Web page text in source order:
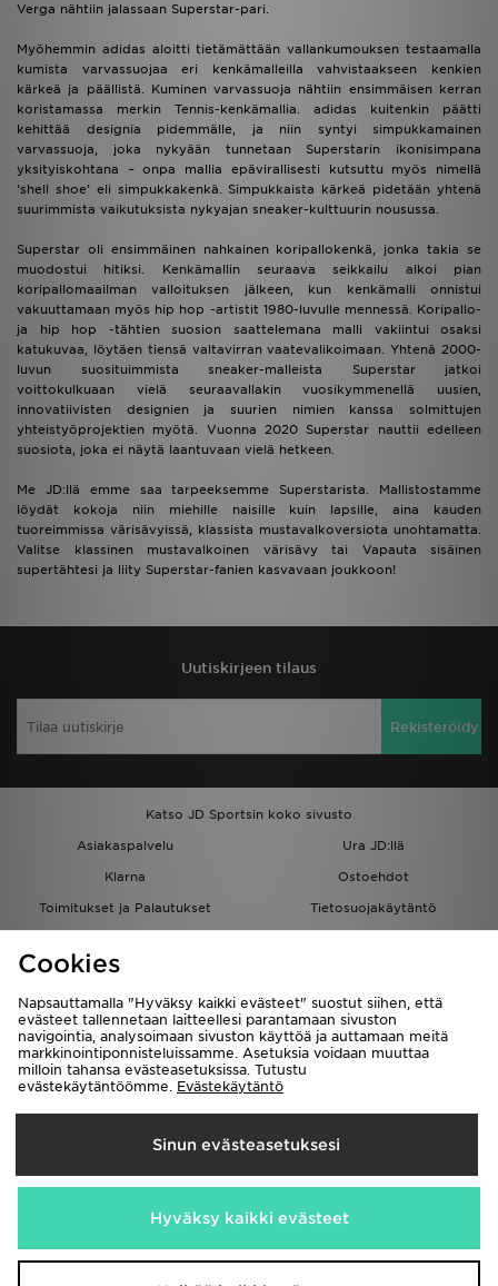
Verga nähtiin jalassaan Superstar-pari.
Myöhemmin adidas aloitti tietämättään vallankumouksen testaamalla
kumista varvassuojaa eri kenkämalleilla vahvistaakseen kenkien
kärkeä ja päällistä. Kuminen varvassuoja nähtiin ensimmäisen kerran
koristamassa merkin Tennis-kenkämallia. adidas kuitenkin päätti
kehittää designia pidemmälle, ja niin syntyi simpukkamainen
varvassuoja, joka nykyään tunnetaan Superstarin ikonisimpana
yksityiskohtana – onpa mallia epävirallisesti kutsuttu myös nimellä
‘shell shoe’ eli simpukkakenkä. Simpukkaista kärkeä pidetään yhtenä
suurimmista vaikutuksista nykyajan sneaker-kulttuurin nousussa.
Superstar oli ensimmäinen nahkainen koripallokenkä, jonka takia se
muodostui hitiksi. Kenkämallin seuraava seikkailu alkoi pian
koripallomaailman valloituksen jälkeen, kun kenkämalli onnistui
vakuuttamaan myös hip hop -artistit 1980-luvulle mennessä. Koripallo-
ja hip hop -tähtien suosion saattelemana malli vakiintui osaksi
katukuvaa, löytäen tiensä valtavirran vaatevalikoimaan. Yhtenä 2000-
luvun suosituimmista sneaker-malleista Superstar jatkoi
voittokulkuaan vielä seuraavallakin vuosikymmenellä uusien,
innovatiivisten designien ja suurien nimien kanssa solmittujen
yhteistyöprojektien myötä. Vuonna 2020 Superstar nauttii edelleen
suosiota, joka ei näytä laantuvaan vielä hetkeen.
Me JD:llä emme saa tarpeeksemme Superstarista. Mallistostamme
löydät kokoja niin miehille naisille kuin lapsille, aina kauden
tuoreimmissa värisävyissä, klassista mustavalkoversiota unohtamatta.
Valitse klassinen mustavalkoinen värisävy tai Vapauta sisäinen
supertähtesi ja liity Superstar-fanien kasvavaan joukkoon!
Uutiskirjeen tilaus
Rekisteröidy
Katso JD Sportsin koko sivusto
Asiakaspalvelu
Ura JD:llä
Klarna
Ostoehdot
Toimitukset ja Palautukset
Tietosuojakäytäntö
Löydä myymälä
Kumppanuusohjelma
JD Blog
Toimitetaan
Suomi
Me hyväksymme seuraavat maksutavat
Cookies
Napsauttamalla "Hyväksy kaikki evästeet" suostut siihen, että
evästeet tallennetaan laitteellesi parantamaan sivuston
navigointia, analysoimaan sivuston käyttöä ja auttamaan meitä
markkinointiponnisteluissamme. Asetuksia voidaan muuttaa
milloin tahansa evästeasetuksissa. Tutustu
evästekäytäntöömme. Evästekäytäntö
Sinun evästeasetuksesi
Hyväksy kaikki evästeet